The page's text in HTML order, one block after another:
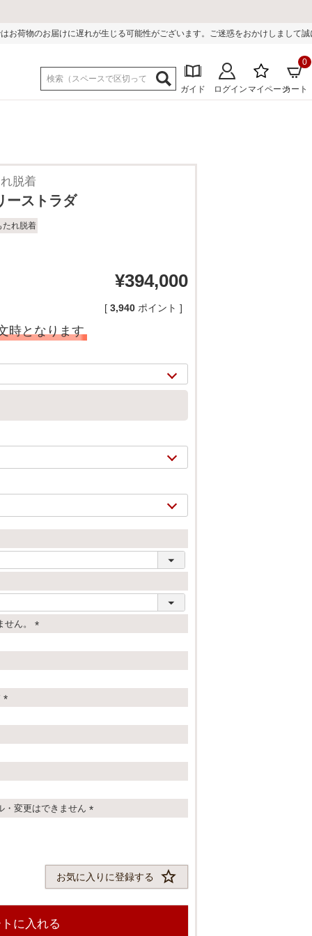
生じる可能性がございます。ご迷惑をおかけしまして誠に申し訳ございません。
ガイド ログイン マイページカート
0
脱着
ーストラダ
たれ脱着
¥394,000
[ 3,940 ポイント ]
時となります
せん。
必
必
・変更はできません
)
お気に入りに登録する
に入れる